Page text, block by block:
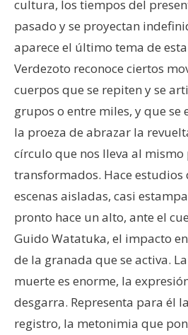
cultura, los tiempos del
pasado y se proyectan
aparece el último tema de
Verdezoto reconoce ciertos
cuerpos que se repiten y se
grupos o entre miles, y que
la proeza de abrazar la
círculo que nos lleva al mismo
transformados. Hace estudios
escenas aisladas, casi
pronto hace un alto, ante el
Guido Watatuka, el impacto
de la granada que se activa.
muerte es enorme, la
desgarra. Representa para él
registro, la metonimia que